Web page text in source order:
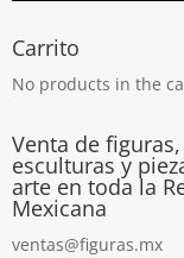
Carrito
No products in the
Venta de figuras,
esculturas y
arte en toda la
Mexicana
ventas@figuras.mx